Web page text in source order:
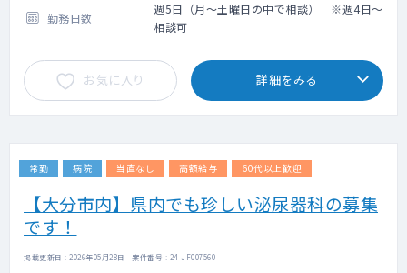
勤務日数
週5日（月～土曜日の中で相談） ※週4日～
相談可
お気に入り 詳細をみる
常勤 病院 当直なし 高額給与 60代以上歓迎
【大分市内】県内でも珍しい泌尿器科の募集
です！
掲載更新日 : 2026年05月28日 案件番号 : 24-JF007560